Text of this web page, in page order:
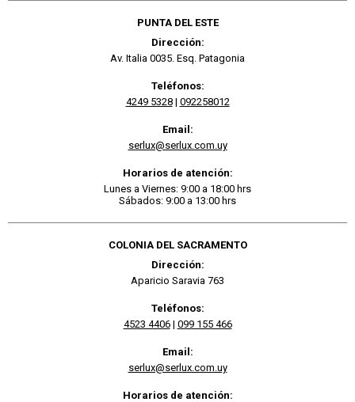
PUNTA DEL ESTE
Dirección:
Av. Italia 0035. Esq. Patagonia
Teléfonos:
4249 5328| 092258012
Email:
serlux@serlux.com.uy
Horarios de atención:
Lunes a Viernes: 9:00 a 18:00 hrs
Sábados: 9:00 a 13:00 hrs
COLONIA DEL SACRAMENTO
Dirección:
Aparicio Saravia 763
Teléfonos:
4523 4406| 099 155 466
Email:
serlux@serlux.com.uy
Horarios de atención: